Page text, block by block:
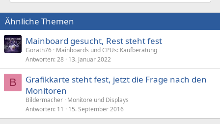
Ähnliche Themen
Mainboard gesucht, Rest steht fest
Gorath76 Mainboards und CPUs: Kaufberatung
Antworten 28 13. Januar 2022
B
Grafikkarte steht fest, jetzt die Frage nach den
Monitoren
Bildermacher Monitore und Displays
Antworten 11 15. September 2016